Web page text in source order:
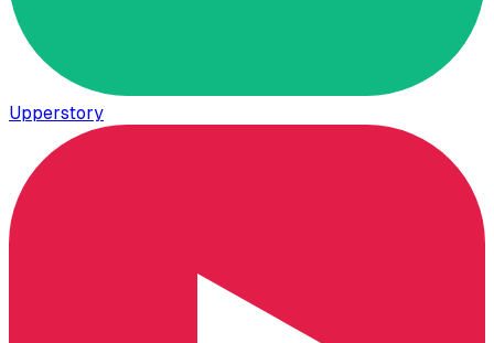
Upperstory